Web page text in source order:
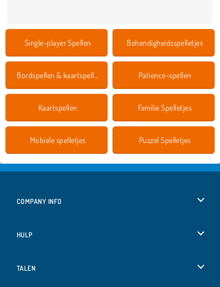
Single-player Spellen Behendigheidsspelletjes
Bordspellen & kaartspellen Patience-spellen
Kaartspellen Familie Spelletjes
Mobiele spelletjes Puzzel Spelletjes
COMPANY INFO
HULP
TALEN